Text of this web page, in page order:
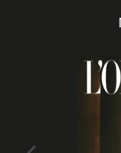
leggerezza. La
morbidezza, la
sfocando e
tessuti, trasparenze